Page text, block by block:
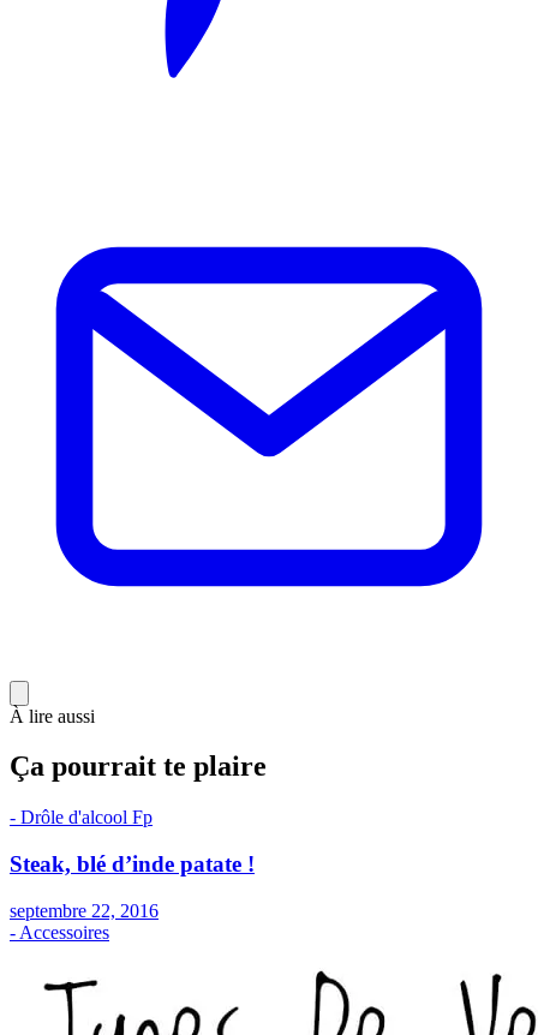
À lire aussi
Ça pourrait te plaire
- Drôle d'alcool Fp
Steak, blé d’inde patate !
septembre 22, 2016
- Accessoires